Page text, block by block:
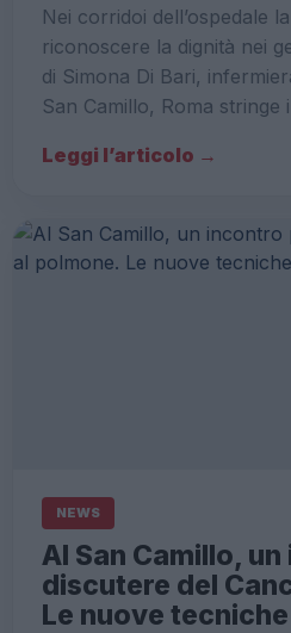
Nei corridoi dell’ospedale
riconoscere la dignità nei
di Simona Di Bari,
San Camillo, Roma
Leggi l’articolo →
NEWS
Al San Camillo,
discutere del
Le nuove tecniche